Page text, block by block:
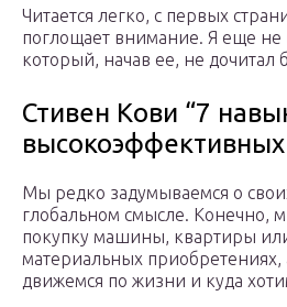
Читается легко, с первых
поглощает внимание. Я еще не
который, начав ее, не дочитал
Стивен Кови “7
Мы редко задумываемся о
глобальном смысле. Конечно,
покупку машины, квартиры
материальных приобретениях,
движемся по жизни и куда